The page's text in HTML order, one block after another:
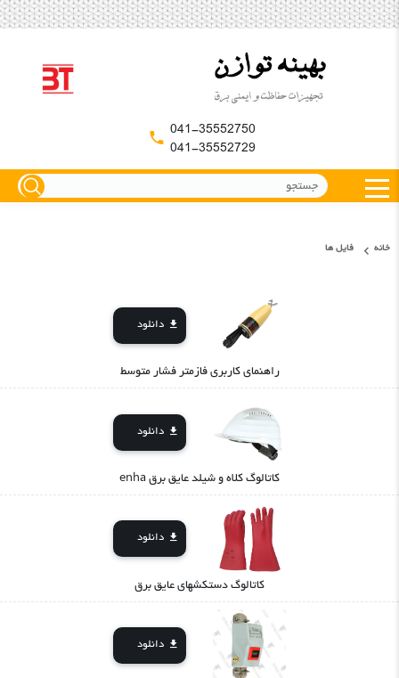
041-35552750
041-35552729
خانه فایل ها
دانلود
راهنمای کاربری فازمتر فشار متوسط
دانلود
کاتالوگ کلاه و شیلد عایق برق enha
دانلود
کاتالوگ دستکشهای عایق برق
دانلود